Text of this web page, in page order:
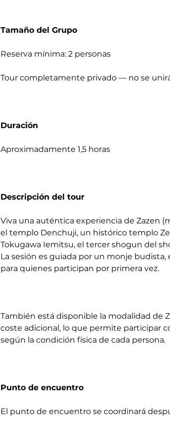
Tamaño del Grupo
Reserva mínima: 2 personas
Tour completamente privado — no se
Duración
Aproximadamente 1,5 horas
Descripción del tour
Viva una auténtica experiencia de Zazen
el templo Denchuji, un histórico templo
Tokugawa Iemitsu, el tercer shogun del
La sesión es guiada por un monje budista,
para quienes participan por primera vez.
También está disponible la modalidad de
coste adicional, lo que permite participar
según la condición física de cada persona.
Punto de encuentro
El punto de encuentro se coordinará